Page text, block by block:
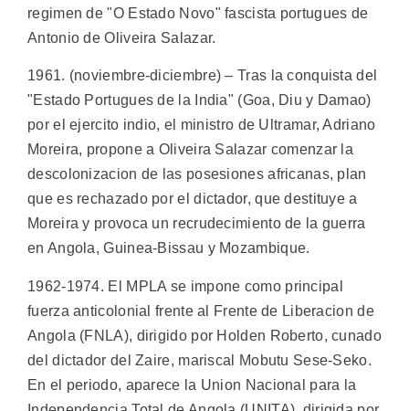
regimen de "O Estado Novo" fascista portugues de
Antonio de Oliveira Salazar.
1961. (noviembre-diciembre) – Tras la conquista del
"Estado Portugues de la India" (Goa, Diu y Damao)
por el ejercito indio, el ministro de Ultramar, Adriano
Moreira, propone a Oliveira Salazar comenzar la
descolonizacion de las posesiones africanas, plan
que es rechazado por el dictador, que destituye a
Moreira y provoca un recrudecimiento de la guerra
en Angola, Guinea-Bissau y Mozambique.
1962-1974. El MPLA se impone como principal
fuerza anticolonial frente al Frente de Liberacion de
Angola (FNLA), dirigido por Holden Roberto, cunado
del dictador del Zaire, mariscal Mobutu Sese-Seko.
En el periodo, aparece la Union Nacional para la